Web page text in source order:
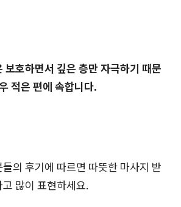
보호하면서 깊은 층만 자극하기 때문
적은 편에 속합니다.
의 후기에 따르면 따뜻한 마사지 받
많이 표현하세요.